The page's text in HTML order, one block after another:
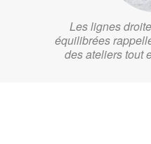
Les lignes
équilibrées
des ateliers tout